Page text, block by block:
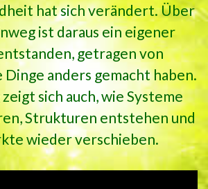
hat sich verändert. Über
ist daraus ein eigener
getragen von
anders gemacht haben.
sich auch, wie Systeme
Strukturen entstehen und
wieder verschieben.